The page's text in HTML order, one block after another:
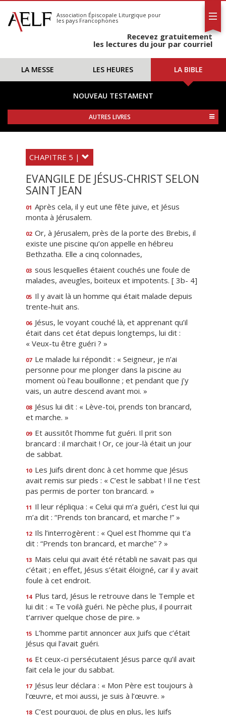
S'abonner
Calendrier
Association Épiscopale Liturgique pour
les pays Francophones
Recevez gratuitement
les lectures du jour par courriel
LA MESSE LES HEURES LA BIBLE
NOUVEAU TESTAMENT
AUTRES LIVRES
CHAPITRE 5 |
EVANGILE DE JÉSUS-CHRIST SELON
SAINT JEAN
01 Après cela, il y eut une fête juive, et Jésus
monta à Jérusalem.
02 Or, à Jérusalem, près de la porte des Brebis, il
existe une piscine qu’on appelle en hébreu
Bethzatha. Elle a cinq colonnades,
03 sous lesquelles étaient couchés une foule de
malades, aveugles, boiteux et impotents. [ 3b- 4]
05 Il y avait là un homme qui était malade depuis
trente-huit ans.
06 Jésus, le voyant couché là, et apprenant qu’il
était dans cet état depuis longtemps, lui dit :
« Veux-tu être guéri ? »
07 Le malade lui répondit : « Seigneur, je n’ai
personne pour me plonger dans la piscine au
moment où l’eau bouillonne ; et pendant que j’y
vais, un autre descend avant moi. »
08 Jésus lui dit : « Lève-toi, prends ton brancard,
et marche. »
09 Et aussitôt l’homme fut guéri. Il prit son
brancard : il marchait ! Or, ce jour-là était un jour
de sabbat.
10 Les Juifs dirent donc à cet homme que Jésus
avait remis sur pieds : « C’est le sabbat ! Il ne t’est
pas permis de porter ton brancard. »
11 Il leur répliqua : « Celui qui m’a guéri, c’est lui qui
m’a dit : “Prends ton brancard, et marche !” »
12 Ils l’interrogèrent : « Quel est l’homme qui t’a
dit : “Prends ton brancard, et marche” ? »
13 Mais celui qui avait été rétabli ne savait pas qui
c’était ; en effet, Jésus s’était éloigné, car il y avait
foule à cet endroit.
14 Plus tard, Jésus le retrouve dans le Temple et
lui dit : « Te voilà guéri. Ne pèche plus, il pourrait
t’arriver quelque chose de pire. »
15 L’homme partit annoncer aux Juifs que c’était
Jésus qui l’avait guéri.
16 Et ceux-ci persécutaient Jésus parce qu’il avait
fait cela le jour du sabbat.
17 Jésus leur déclara : « Mon Père est toujours à
l’œuvre, et moi aussi, je suis à l’œuvre. »
18 C’est pourquoi, de plus en plus, les Juifs